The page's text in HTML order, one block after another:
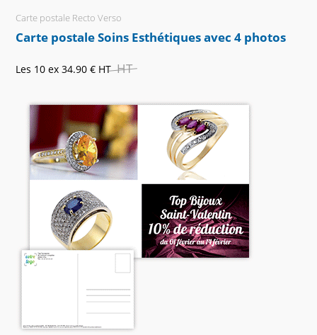
Carte postale Recto Verso
Carte postale Soins Esthétiques avec 4 photos
Les 10 ex 34.90 € HT HT